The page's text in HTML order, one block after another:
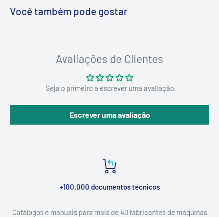
Você também pode gostar
Avaliações de Clientes
Seja o primeiro a escrever uma avaliação
Escrever uma avaliação
+100.000 documentos técnicos
Catálogos e manuais para mais de 40 fabricantes de máquinas